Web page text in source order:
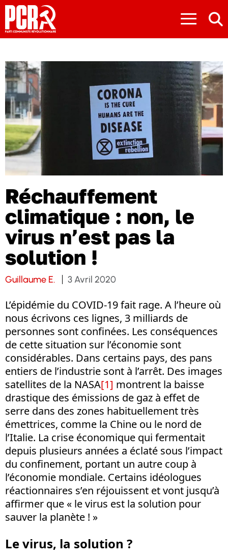
≡
Réchauffement
climatique : non, le
virus n’est pas la
solution !
Guillaume E. 3 Avril 2020
L’épidémie du COVID-19 fait rage. A l’heure où
nous écrivons ces lignes, 3 milliards de
personnes sont confinées. Les conséquences
de cette situation sur l’économie sont
considérables. Dans certains pays, des pans
entiers de l’industrie sont à l’arrêt. Des images
satellites de la NASA[1] montrent la baisse
drastique des émissions de gaz à effet de
serre dans des zones habituellement très
émettrices, comme la Chine ou le nord de
l’Italie. La crise économique qui fermentait
depuis plusieurs années a éclaté sous l’impact
du confinement, portant un autre coup à
l’économie mondiale. Certains idéologues
réactionnaires s’en réjouissent et vont jusqu’à
affirmer que « le virus est la solution pour
sauver la planète ! »
Le virus, la solution ?